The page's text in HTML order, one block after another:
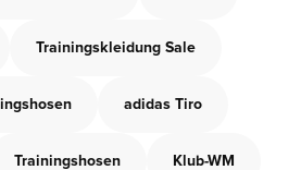
Trainingskleidung Sale
adidas Tiro
Trainingshosen Klub-WM